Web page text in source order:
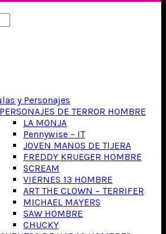
y Personajes
PERSONAJES DE TERROR HOMBRE
LA MONJA
Pennywise – IT
JOVEN MANOS DE TIJERA
FREDDY KRUEGER HOMBRE
SCREAM
VIERNES 13 HOMBRE
ART THE CLOWN – TERRIFER
MICHAEL MAYERS
SAW HOMBRE
CHUCKY